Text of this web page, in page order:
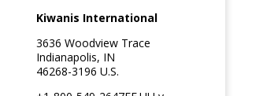
Kiwanis International
3636 Woodview Trace
Indianapolis, IN
46268-3196 U.S.